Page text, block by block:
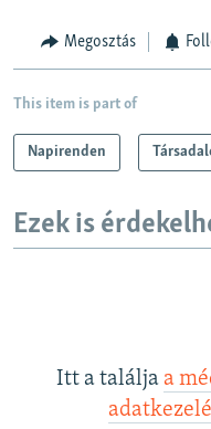
Megosztás
This item is part of
Napirenden
Ezek is
Itt a találja a